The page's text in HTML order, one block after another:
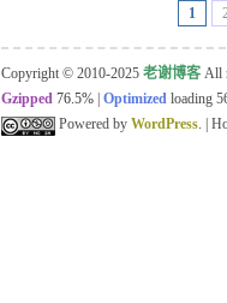
1
Copyright © 2010-2025 老谢博客 All
Gzipped 76.5% Optimized loading
Powered by WordPress. |